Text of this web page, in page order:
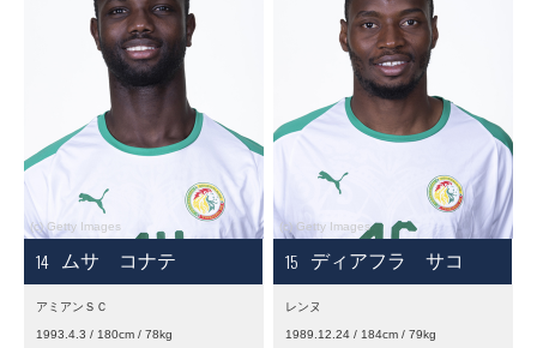
14 ムサ コナテ
アミアンＳＣ
1993.4.3 / 180cm / 78kg
15 ディアフラ サコ
レンヌ
1989.12.24 / 184cm / 79kg